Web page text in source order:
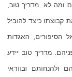
ומה לא מדריך טוב
קבוצתו כיצד להוביל
הסיפורים האגדות
מדריך טוב יידע
ולהנחותם ובוודאי